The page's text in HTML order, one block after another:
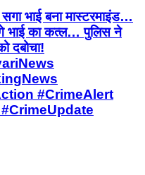
भाई बना मास्टरमाइंड…
भाई का कत्ल… पुलिस ने
दबोचा!
#CrimeAlert